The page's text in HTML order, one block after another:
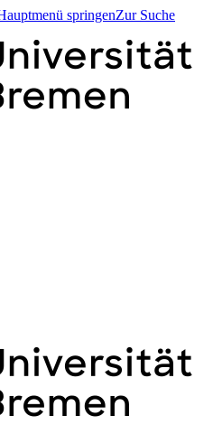
springenZur Suche